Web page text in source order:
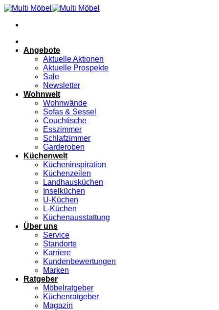
Zum
springen
Angebote
Aktuelle Aktionen
Aktuelle Prospekte
Sale
Newsletter
Wohnwelt
Wohnwände
Sofas & Sessel
Couchtische
Esszimmer
Schlafzimmer
Garderoben
Küchenwelt
Kücheninspiration
Küchenzeilen
Landhausküchen
Inselküchen
U-Küchen
L-Küchen
Küchenausstattung
Über uns
Service
Standorte
Karriere
Kundenbewertungen
Marken
Ratgeber
Möbelratgeber
Küchenratgeber
Magazin